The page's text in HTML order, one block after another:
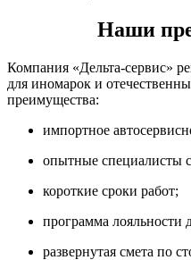
Наши
Компания «Дельта-сервис»
для иномарок и
преимущества:
импортное
опытные специалисты
короткие сроки работ;
программа лояльности
развернутая смета по